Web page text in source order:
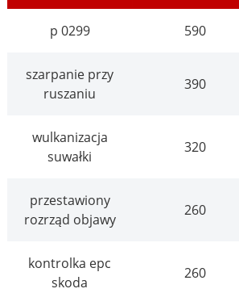
p 0299 590
szarpanie przy
ruszaniu
390
wulkanizacja
suwałki
320
przestawiony
rozrząd objawy
260
kontrolka epc
skoda
260